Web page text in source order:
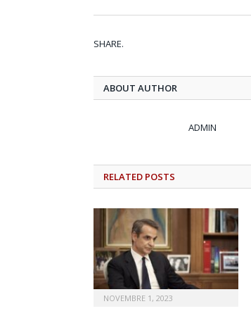
SHARE.
ABOUT AUTHOR
ADMIN
RELATED POSTS
NOVEMBRE 1, 2023